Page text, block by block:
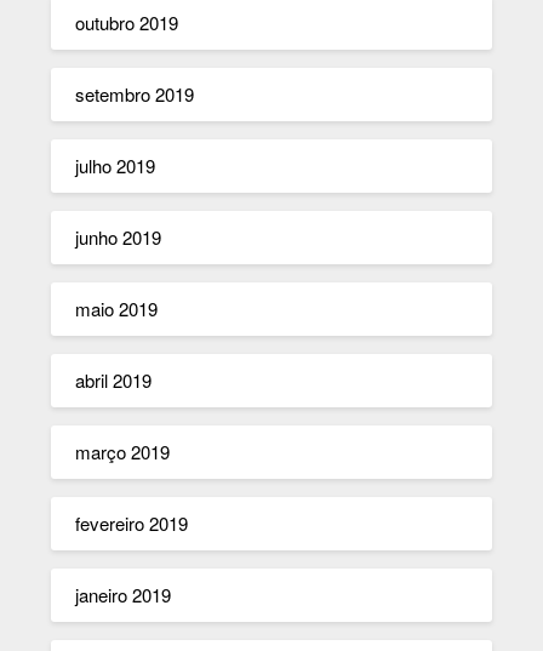
outubro 2019
setembro 2019
julho 2019
junho 2019
maio 2019
abril 2019
março 2019
fevereiro 2019
janeiro 2019